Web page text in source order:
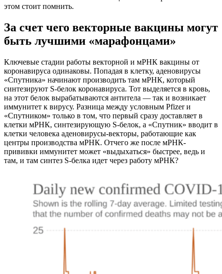
этом стоит помнить.
За счет чего векторные вакцины могут
быть лучшими «марафонцами»
Ключевые стадии работы векторной и мРНК вакцины от
коронавируса одинаковы. Попадая в клетку, аденовирусы
«Спутника» начинают производить там мРНК, который
синтезируют S-белок коронавируса. Тот выделяется в кровь,
на этот белок вырабатываются антитела — так и возникает
иммунитет к вирусу. Разница между условным Pfizer и
«Спутником» только в том, что первый сразу доставляет в
клетки мРНК, синтезирующую S-белок, а «Спутник» вводит в
клетки человека аденовирусы-векторы, работающие как
центры производства мРНК. Отчего же после мРНК-
прививки иммунитет может «выдыхаться» быстрее, ведь и
там, и там синтез S-белка идет через работу мРНК?